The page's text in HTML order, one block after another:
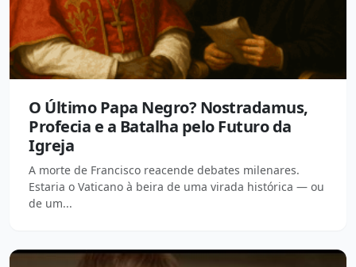
O Último Papa Negro? Nostradamus,
Profecia e a Batalha pelo Futuro da
Igreja
A morte de Francisco reacende debates milenares.
Estaria o Vaticano à beira de uma virada histórica — ou
de um...